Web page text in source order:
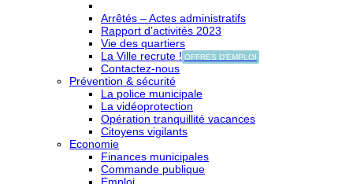
Arrêtés – Actes administratifs
Rapport d’activités 2023
Vie des quartiers
La Ville recrute ! OFFRES D'EMPLOI
Contactez-nous
Prévention & sécurité
La police municipale
La vidéoprotection
Opération tranquillité vacances
Citoyens vigilants
Economie
Finances municipales
Commande publique